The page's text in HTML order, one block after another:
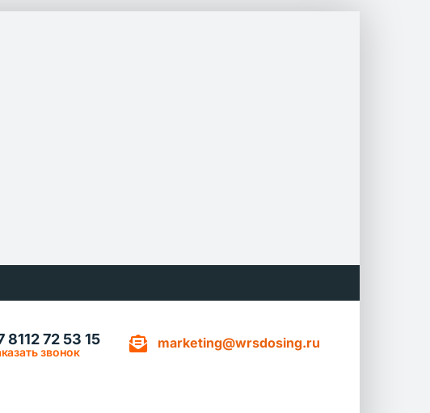
8112 72 53 15
звонок
marketing@wrsdosing.ru